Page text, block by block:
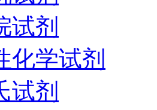
试剂
化学试剂
试剂